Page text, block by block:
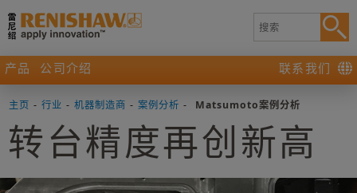
产品 公司介绍 联系我们
主页 - 行业 - 机器制造商 - 案例分析 - Matsumoto案例分析
转台精度再创新高